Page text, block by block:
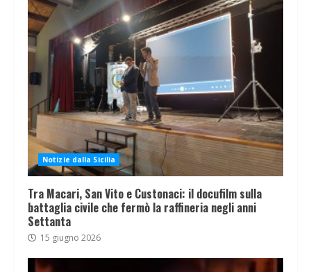
Notizie dalla Sicilia
Tra Macari, San Vito e Custonaci: il docufilm sulla
battaglia civile che fermò la raffineria negli anni
Settanta
15 giugno 2026